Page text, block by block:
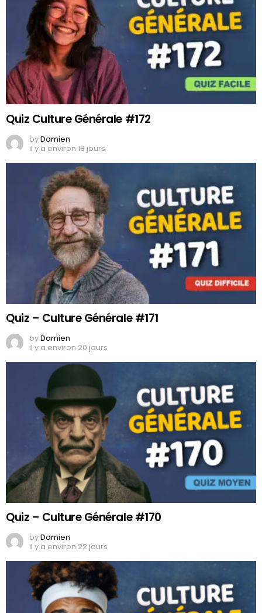
Quiz Culture Générale #172
byDamien
il y a environ 18 jours
Quiz – Culture Générale #171
byDamien
il y a environ 20 jours
Quiz – Culture Générale #170
byDamien
il y a environ 22 jours